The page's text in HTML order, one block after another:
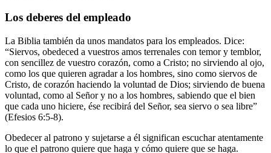
Los deberes del empleado
La Biblia también da unos mandatos para los empleados. Dice:
“Siervos, obedeced a vuestros amos terrenales con temor y temblor,
con sencillez de vuestro corazón, como a Cristo; no sirviendo al ojo,
como los que quieren agradar a los hombres, sino como siervos de
Cristo, de corazón haciendo la voluntad de Dios; sirviendo de buena
voluntad, como al Señor y no a los hombres, sabiendo que el bien
que cada uno hiciere, ése recibirá del Señor, sea siervo o sea libre”
(Efesios 6:5-8).
Obedecer al patrono y sujetarse a él significan escuchar atentamente
lo que el patrono quiere que haga y cómo quiere que se haga.